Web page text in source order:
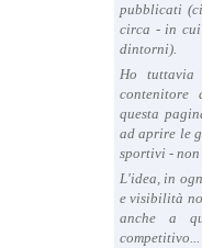
pubblicati
circa - in
dintorni).
Ho tuttavia
questa
ad aprire le
sportivi - non
L'idea, in
e visibilità
anche a
competitivo...